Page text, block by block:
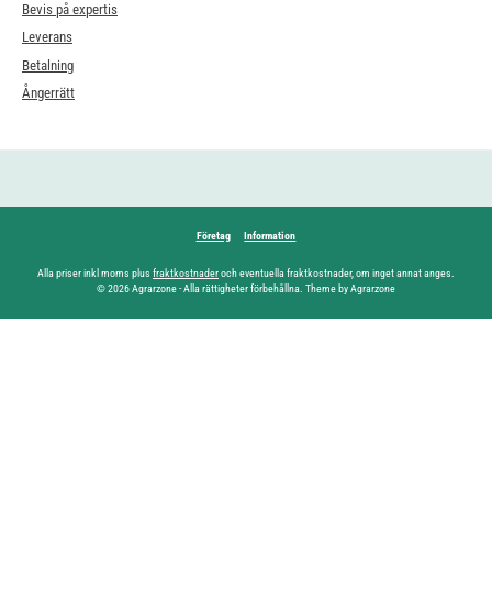
Bevis på expertis
Leverans
Betalning
Ångerrätt
Företag Information
Alla priser inkl moms plus fraktkostnaderoch eventuella fraktkostnader, om inget annat anges.
© 2026 Agrarzone - Alla rättigheter förbehållna. Theme by Agrarzone